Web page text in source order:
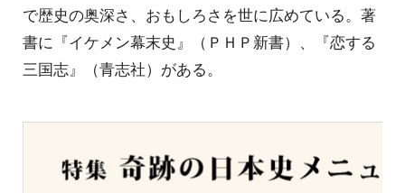
で歴史の奥深さ、おもしろさを世に広めている。著
書に『イケメン幕末史』（ＰＨＰ新書）、『恋する
三国志』（青志社）がある。